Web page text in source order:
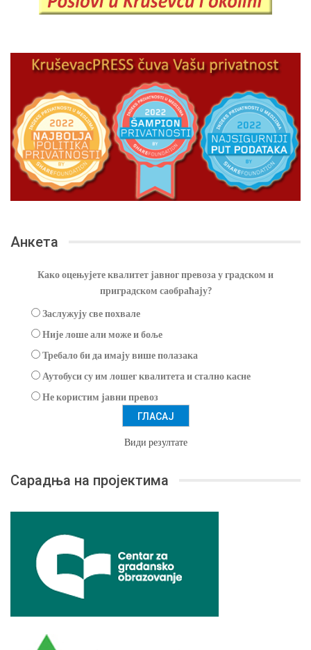
Анкета
Како оцењујете квалитет јавног превоза у градском и
приградском саобраћају?
Заслужују све похвале
Није лоше али може и боље
Требало би да имају више полазака
Аутобуси су им лошег квалитета и стално касне
Не користим јавни превоз
Види резултате
Сарадња на пројектима